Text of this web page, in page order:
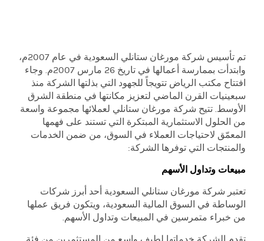
تم تأسيس شركة مورغان ستانلي السعودية في عام 2007م،
وابتدأت بممارسة أعمالها في تاريخ 26 مارس 2007م. وجاء
افتتاح مكتب الرياض تتويجاً للجهود التي بذلتها الشركة منذ
سبعينيات القرن الماضي لتعزيز مكانتها في منطقة الشرق
الأوسط. تتيح شركة مورغان ستانلي لعملائها مجموعة واسعة
من الحلول الاستثمارية المبتكرة التي تستند على فهمها
المعمّق لاحتياجات العملاء في السوق، من ضمن الخدمات
والمنتجات التي توفرها الشركة:
مبيعات وتداول الأسهم
تعتبر شركة مورغان ستانلي السعودية أحد أبرز شركات
الوساطة في السوق المالية السعودية، ويتكون فريق عملها
من خبراء متمرسين في المبيعات وتداول الأسھم.